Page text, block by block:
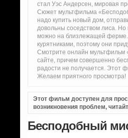
стал Уэс Андерсен, мировая
Сюжет мультфильма
надо купить новый дом,
довольны соседством лиса. Но
можно на близлежащей ферме.
курятниками, поэтому они
Смотрите онлайн мультфильм
сайте, причем совершенно
радости не получается. Этот
Желаем приятного просмотра!
Этот фильм доступен для
возникновения проблем,
Бесподобный